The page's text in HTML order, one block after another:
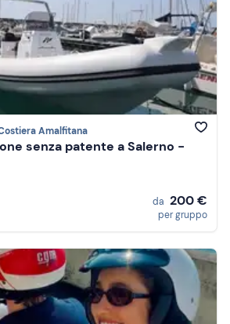
Amalfitana
senza patente a Salerno -
da 200 €
per gruppo